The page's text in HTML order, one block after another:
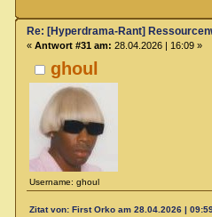
ghoul
Username: ghoul
Re: [Hyperdrama-Rant]
« Antwort #31 am: 28.04.2026 | 16:09 »
Zitat von: First Orko am 28.04.2026 |